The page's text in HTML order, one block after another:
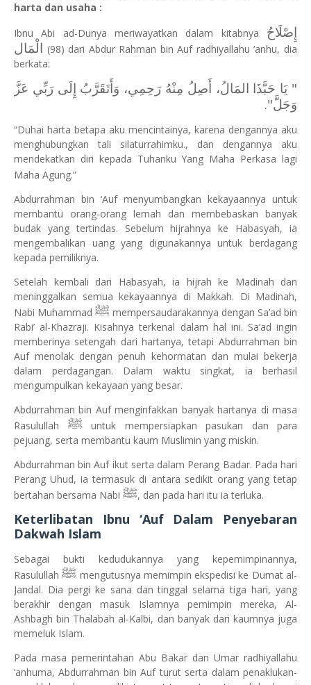
harta dan usaha :
Ibnu Abi ad-Dunya meriwayatkan dalam kitabnya إِصْلَاحُ
الْمَال (98) dari Abdur Rahman bin Auf radhiyallahu ‘anhu, dia
berkata:
" يَا حَبَّذَا المَالُ، أَصِلُ مِنْهُ رَحِمِي، وَأَتَقَرَّبُ إِلَى رَبِّي عَزَّ
وَجَلَّ".
“Duhai harta betapa aku mencintainya, karena dengannya aku
menghubungkan tali silaturrahimku., dan dengannya aku
mendekatkan diri kepada Tuhanku Yang Maha Perkasa lagi
Maha Agung.”
Abdurrahman bin ‘Auf menyumbangkan kekayaannya untuk
membantu orang-orang lemah dan membebaskan banyak
budak yang tertindas. Sebelum hijrahnya ke Habasyah, ia
mengembalikan uang yang digunakannya untuk berdagang
kepada pemiliknya.
Setelah kembali dari Habasyah, ia hijrah ke Madinah dan
meninggalkan semua kekayaannya di Makkah. Di Madinah,
Nabi Muhammad ﷺ mempersaudarakannya dengan Sa’ad bin
Rabi’ al-Khazraji. Kisahnya terkenal dalam hal ini. Sa’ad ingin
memberinya setengah dari hartanya, tetapi Abdurrahman bin
Auf menolak dengan penuh kehormatan dan mulai bekerja
dalam perdagangan. Dalam waktu singkat, ia berhasil
mengumpulkan kekayaan yang besar.
Abdurrahman bin Auf menginfakkan banyak hartanya di masa
Rasulullah ﷺ untuk mempersiapkan pasukan dan para
pejuang, serta membantu kaum Muslimin yang miskin.
Abdurrahman bin Auf ikut serta dalam Perang Badar. Pada hari
Perang Uhud, ia termasuk di antara sedikit orang yang tetap
bertahan bersama Nabi ﷺ, dan pada hari itu ia terluka.
Keterlibatan Ibnu ‘Auf Dalam Penyebaran
Dakwah Islam
Sebagai bukti kedudukannya yang kepemimpinannya,
Rasulullahﷺ mengutusnya memimpin ekspedisi ke Dumat al-
Jandal. Dia pergi ke sana dan tinggal selama tiga hari, yang
berakhir dengan masuk Islamnya pemimpin mereka, Al-
Ashbagh bin Thalabah al-Kalbi, dan banyak dari kaumnya juga
memeluk Islam.
Pada masa pemerintahan Abu Bakar dan Umar radhiyallahu
‘anhuma, Abdurrahman bin Auf turut serta dalam penaklukan-